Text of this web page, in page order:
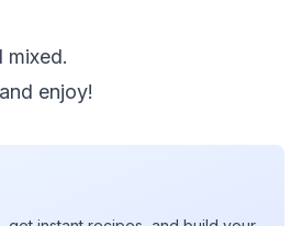
mixed.
enjoy!